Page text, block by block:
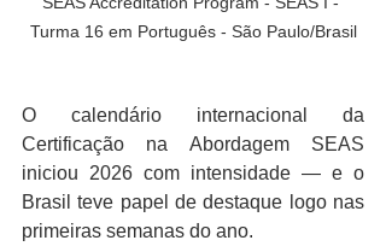
Turma 16 em Português - São Paulo/Brasil
O calendário internacional da
Certificação na Abordagem SEAS
iniciou 2026 com intensidade — e o
Brasil teve papel de destaque logo nas
primeiras semanas do ano.